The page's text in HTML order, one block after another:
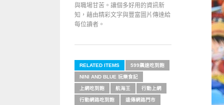
與職場甘苦。讓個多好用的資訊新
知，藉由精彩文字與豐富圖片傳達給
每位讀者。
RELATED ITEMS 599飆速吃到飽
NINI AND BLUE 玩樂食記
上網吃到飽 航海王 行動上網
行動網路吃到飽 遠傳網路門市